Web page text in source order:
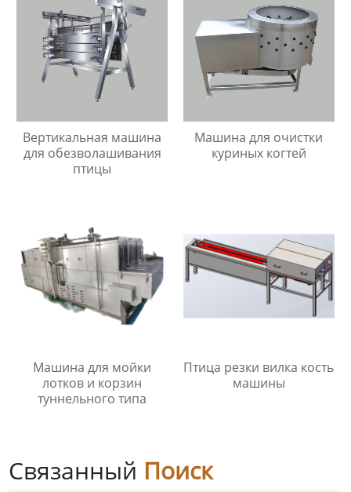
Вертикальная машина
для обезволашивания
птицы
Машина для очистки
куриных когтей
Машина для мойки
лотков и корзин
туннельного типа
Птица резки вилка кость
машины
Связанный Поиск